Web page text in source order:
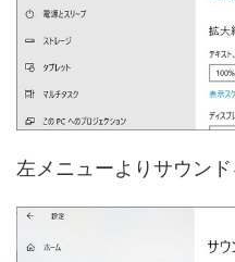
左メニューよりサウンド